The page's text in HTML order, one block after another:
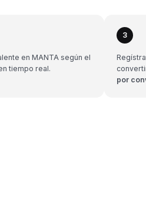
en MANTA según el
tiempo real.
3
por